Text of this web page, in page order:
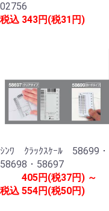
02756
税込 343円(税31円)
ｼﾝﾜ ｸﾗｯｸｽｹｰﾙ 58699・
58698・58697
税込
405円(税37円) ～
554円(税50円)